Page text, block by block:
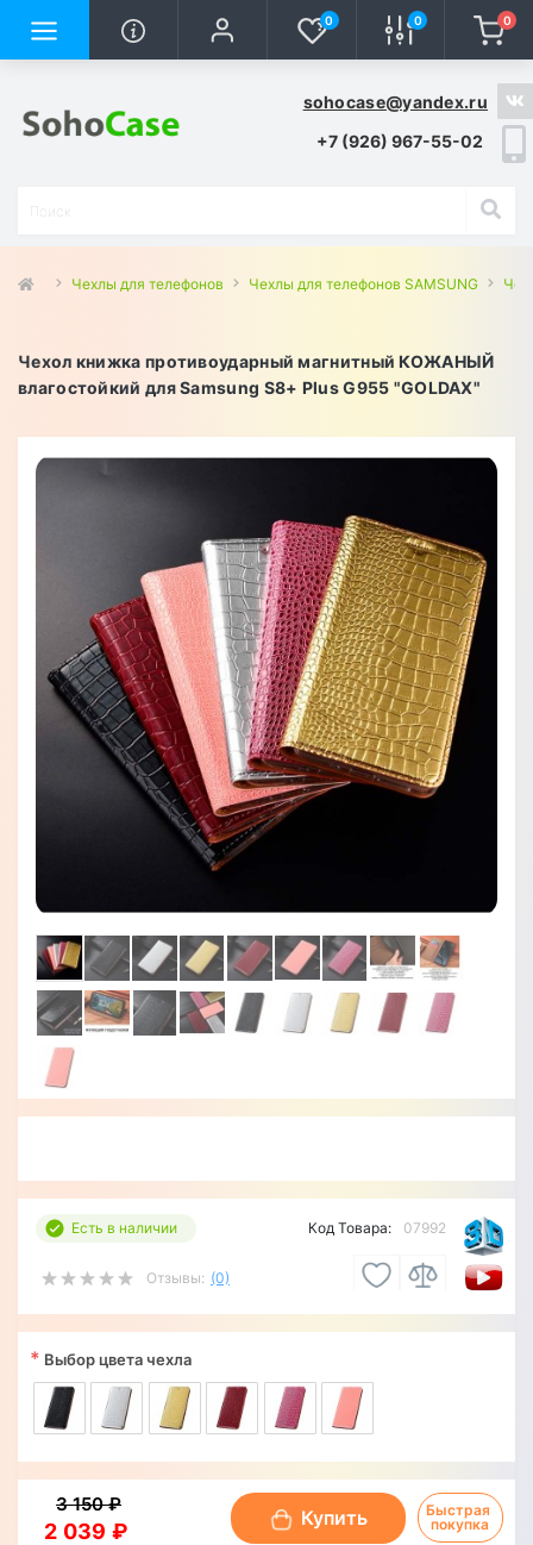
0 0 0
sohocase@yandex.ru
+7 (926) 967-55-02
Чехлы для телефонов Чехлы для телефонов SAMSUNG
Чехол книжка противоударный магнитный КОЖАНЫЙ
влагостойкий для Samsung S8+ Plus G955 "GOLDAX"
Есть в наличии
Отзывы: (0)
Код Товара: 07992
* Выбор цвета чехла
2 039 ₽
3 150 ₽
Купить
Быстрая
покупка